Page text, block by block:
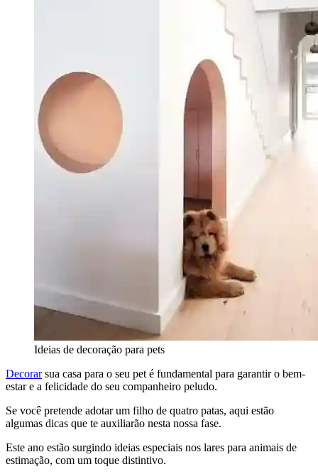
Ideias de decoração para pets
Decorarsua casa para o seu pet é fundamental para garantir o bem-
estar e a felicidade do seu companheiro peludo.
Se você pretende adotar um filho de quatro patas, aqui estão
algumas dicas que te auxiliarão nesta nossa fase.
Este ano estão surgindo ideias especiais nos lares para animais de
estimação, com um toque distintivo.